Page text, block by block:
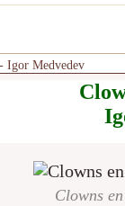
Igor Medvedev
Clowns